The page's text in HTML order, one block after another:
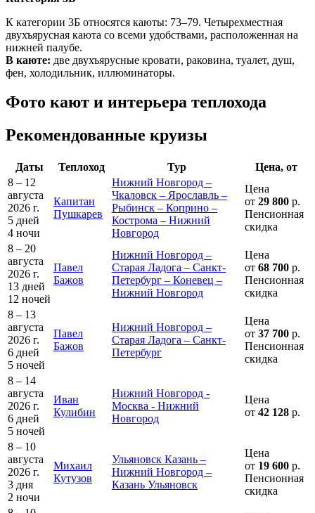
К категории 3Б относятся каюты: 73–79. Четырехместная
двухъярусная каюта со всеми удобствами, расположенная на
нижней палубе.
В каюте: две двухъярусные кровати, раковина, туалет, душ,
фен, холодильник, иллюминаторы.
Фото кают и интерьера теплохода
Рекомендованные круизы
Даты Теплоход Тур
Цена, от
8 – 12
августа
2026 г.
5 дней
4 ночи
Капитан
Пушкарев
Нижний Новгород –
Чкаловск – Ярославль –
Рыбинск – Коприно –
Кострома – Нижний
Новгород
Цена
от 29 800 р.
Пенсионная
скидка
8 – 20
августа
2026 г.
13 дней
12 ночей
Павел
Бажов
Нижний Новгород –
Старая Ладога – Санкт-
Петербург – Коневец –
Нижний Новгород
Цена
от 68 700 р.
Пенсионная
скидка
8 – 13
августа
2026 г.
6 дней
5 ночей
Павел
Бажов
Нижний Новгород –
Старая Ладога – Санкт-
Петербург
Цена
от 37 700 р.
Пенсионная
скидка
8 – 14
августа
2026 г.
6 дней
5 ночей
Иван
Кулибин
Нижний Новгород -
Москва - Нижний
Новгород
Цена
от 42 128 р.
8 – 10
августа
2026 г.
3 дня
2 ночи
Михаил
Кутузов
Ульяновск Казань –
Нижний Новгород –
Казань Ульяновск
Цена
от 19 600 р.
Пенсионная
скидка